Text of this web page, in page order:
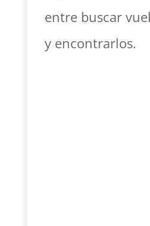
entre buscar
y encontrarlos.